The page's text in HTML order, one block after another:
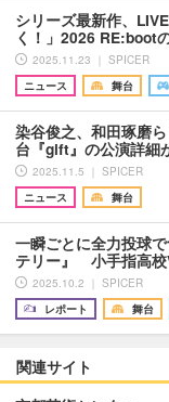
シリーズ最新作、
く！」2026
2025.11.23 ｜ SPICER
ニュース
舞台
染谷俊之、和田琢磨
台『gift』の公演詳
2025.11.5 ｜ SPICER
ニュース
舞台
一瞬ごとに全力投球
テリー』 小手指高
2025.10.2 ｜ SPICER
レポート
舞台
関連サイト